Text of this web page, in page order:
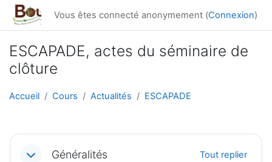
Passer au contenu principal
Vous êtes connecté anonymement (Connexion)
ESCAPADE, actes du séminaire de
clôture
Accueil Cours Actualités ESCAPADE
Résumé de section
Généralités Tout replier